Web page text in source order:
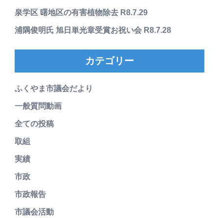
泉学区 曙地区の有害植物除去 R8.7.29
浦隅俊明氏 旭日単光章受賞お祝い会 R8.7.28
カテゴリー
ふくやま市議会だより
一般質問動画
全ての投稿
取組
実績
市政
市政報告
市議会活動